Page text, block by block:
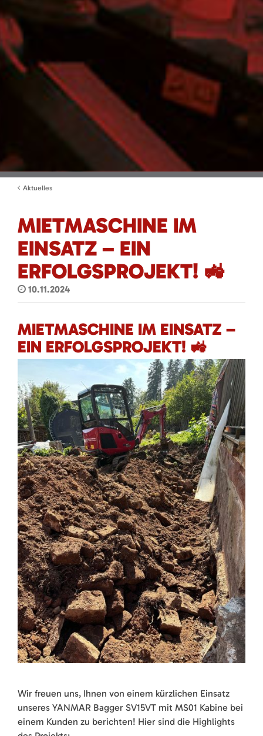
Aktuelles
MIETMASCHINE IM
EINSATZ – EIN
ERFOLGSPROJEKT! 🚜
10.11.2024
MIETMASCHINE IM EINSATZ –
EIN ERFOLGSPROJEKT! 🚜
Wir freuen uns, Ihnen von einem kürzlichen Einsatz
unseres YANMAR Bagger SV15VT mit MS01 Kabine bei
einem Kunden zu berichten! Hier sind die Highlights